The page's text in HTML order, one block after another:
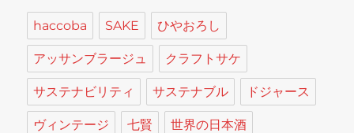
haccoba SAKE ひやおろし
アッサンブラージュ クラフトサケ
サステナビリティ サステナブル ドジャース
ヴィンテージ 七賢 世界の日本酒